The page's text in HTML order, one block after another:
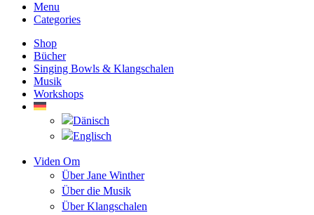
Menu
Categories
Shop
Bücher
Singing Bowls & Klangschalen
Musik
Workshops
Viden Om
Über Jane Winther
Über die Musik
Über Klangschalen